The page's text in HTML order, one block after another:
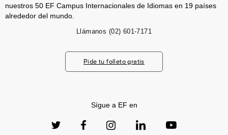
nuestros 50 EF Campus Internacionales de Idiomas en 19 países
alrededor del mundo.
Llámanos (02) 601-7171
Pide tu folleto gratis
Sígue a EF en